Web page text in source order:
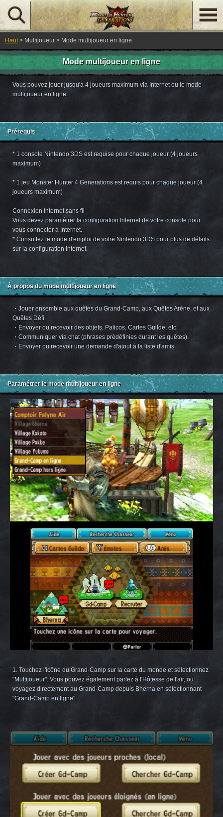
Haut> Multijoueur > Mode multijoueur en ligne
Mode multijoueur en ligne
Vous pouvez jouer jusqu'à 4 joueurs maximum via Internet ou le mode
multijoueur en ligne.
Prérequis
* 1 console Nintendo 3DS est requise pour chaque joueur (4 joueurs
maximum)
* 1 jeu Monster Hunter 4 Generations est requis pour chaque joueur (4
joueurs maximum)
Connexion Internet sans fil
Vous devez paramétrer la configuration Internet de votre console pour
vous connecter à Internet.
* Consultez le mode d'emploi de votre Nintendo 3DS pour plus de détails
sur la configuration Internet.
À propos du mode multijoueur en ligne
・Jouer ensemble aux quêtes du Grand-Camp, aux Quêtes Arène, et aux
Quêtes Défi.
・Envoyer ou recevoir des objets, Palicos, Cartes Guilde, etc.
・Communiquer via chat (phrases prédéfinies durant les quêtes).
・Envoyer ou recevoir une demande d'ajout à la liste d'amis.
Paramétrer le mode multijoueur en ligne
1. Touchez l'icône du Grand-Camp sur la carte du monde et sélectionnez
"Multijoueur". Vous pouvez également parlez à l'Hôtesse de l'air, ou
voyagez directement au Grand-Camp depuis Bherna en sélectionnant
"Grand-Camp en ligne".